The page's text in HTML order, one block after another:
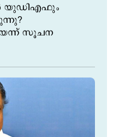
യുഡിഎഫും
സൂചന